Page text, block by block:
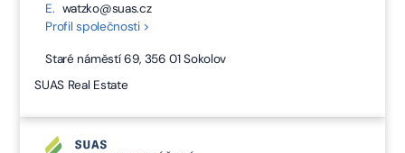
E. watzko@suas.cz
Profil společnosti >
Staré náměstí 69, 356 01 Sokolov
SUAS Real Estate